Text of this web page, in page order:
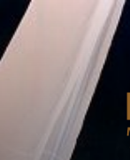
Skip
the